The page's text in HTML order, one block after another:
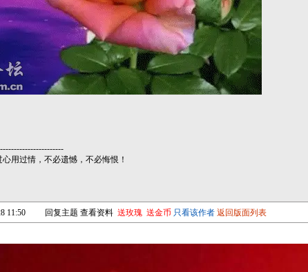
用过情，不必遗憾，不必悔恨！
11:50 回复主题 查看资料 送玫瑰 送金币 只看该作者 返回版面列表